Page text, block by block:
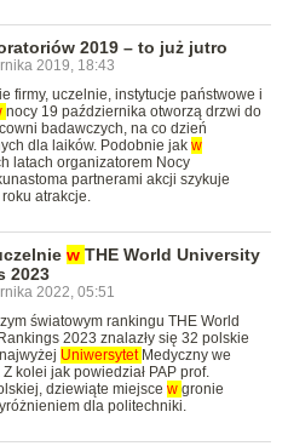
2019 – to już jutro
2019, 18:43
firmy, uczelnie, instytucje państwowe i
nocy 19 października otworzą drzwi do
badawczych, na co dzień
dla laików. Podobnie jak w
latach organizatorem Nocy
partnerami akcji szykuje
roku atrakcje.
w THE World University
2023
2022, 05:51
światowym rankingu THE World
2023 znalazły się 32 polskie
Uniwersytet Medyczny we
Z kolei jak powiedział PAP prof.
dziewiąte miejsce w gronie
dla politechniki.